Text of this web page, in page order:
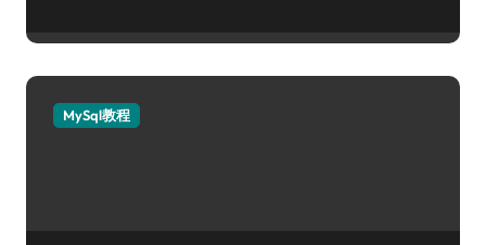
MySql教程